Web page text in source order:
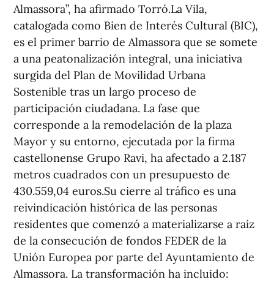
Almassora”, ha afirmado Torró.La Vila,
catalogada como Bien de Interés Cultural (BIC),
es el primer barrio de Almassora que se somete
a una peatonalización integral, una iniciativa
surgida del Plan de Movilidad Urbana
Sostenible tras un largo proceso de
participación ciudadana. La fase que
corresponde a la remodelación de la plaza
Mayor y su entorno, ejecutada por la firma
castellonense Grupo Ravi, ha afectado a 2.187
metros cuadrados con un presupuesto de
430.559,04 euros.Su cierre al tráfico es una
reivindicación histórica de las personas
residentes que comenzó a materializarse a raíz
de la consecución de fondos FEDER de la
Unión Europea por parte del Ayuntamiento de
Almassora. La transformación ha incluido: